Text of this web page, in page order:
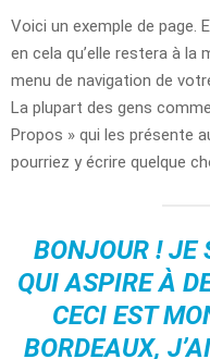
Voici un exemple de page.
en cela qu’elle restera à la
menu de navigation de
La plupart des gens
Propos » qui les présente
pourriez y écrire quelque
BONJOUR ! JE
QUI ASPIRE À
CECI EST
BORDEAUX,